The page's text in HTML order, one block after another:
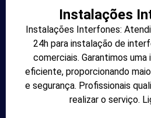
Instalações
Instalações Interfones:
24h para instalação de
comerciais. Garantimos
eficiente, proporcionando
e segurança. Profissionais
realizar o serviço.